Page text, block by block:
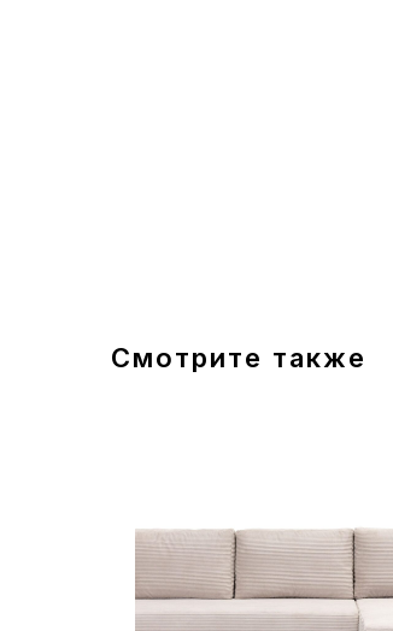
Смотрите также